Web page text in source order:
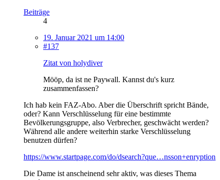
Beiträge
4
19. Januar 2021 um 14:00
#137
Zitat von holydiver
Mööp, da ist ne Paywall. Kannst du's kurz
zusammenfassen?
Ich hab kein FAZ-Abo. Aber die Überschrift spricht Bände,
oder? Kann Verschlüsselung für eine bestimmte
Bevölkerungsgruppe, also Verbrecher, geschwächt werden?
Während alle andere weiterhin starke Verschlüsselung
benutzen dürfen?
https://www.startpage.com/do/dsearch?que…nsson+enryption
Die Dame ist anscheinend sehr aktiv, was dieses Thema